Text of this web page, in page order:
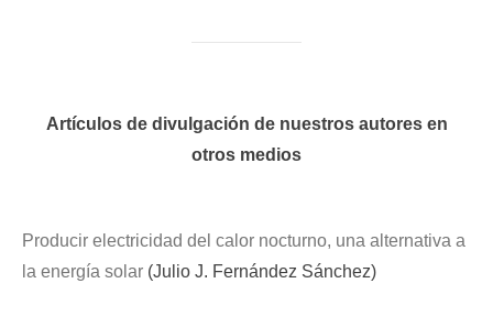
Artículos de divulgación de nuestros autores en
otros medios
Producir electricidad del calor nocturno, una alternativa a
la energía solar (Julio J. Fernández Sánchez)